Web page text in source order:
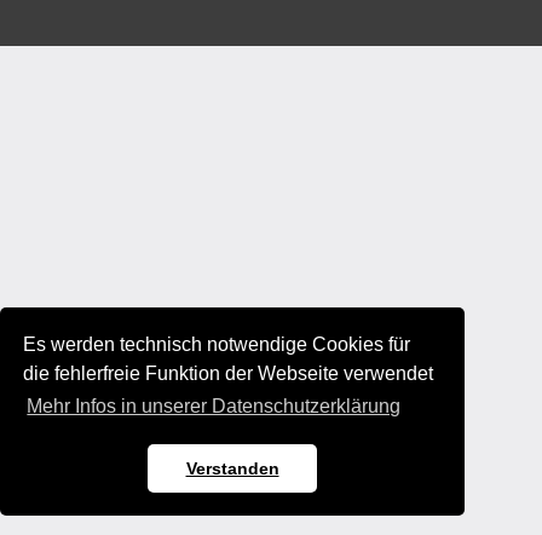
Es werden technisch notwendige Cookies für
die fehlerfreie Funktion der Webseite verwendet
Mehr Infos in unserer Datenschutzerklärung
Verstanden